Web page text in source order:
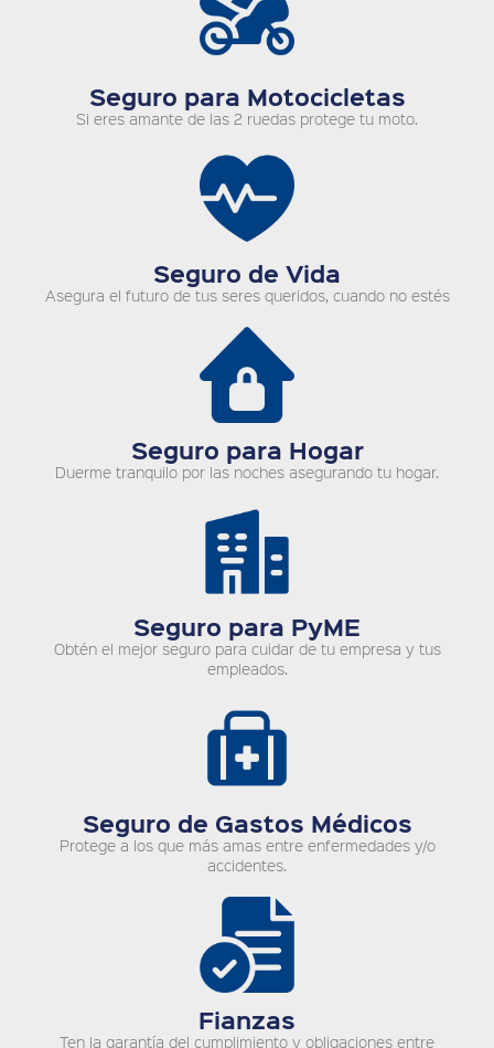
Seguro para Motocicletas
Si eres amante de las 2 ruedas protege tu moto.
Seguro de Vida
Asegura el futuro de tus seres queridos, cuando no estés
Seguro para Hogar
Duerme tranquilo por las noches asegurando tu hogar.
Seguro para PyME
Obtén el mejor seguro para cuidar de tu empresa y tus
empleados.
Seguro de Gastos Médicos
Protege a los que más amas entre enfermedades y/o
accidentes.
Fianzas
Ten la garantía del cumplimiento y obligaciones entre